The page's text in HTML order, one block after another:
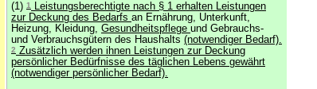
(1) 1
Leistungsberechtigte nach § 1 erhalten Leistungen
zur Deckung des Bedarfs an Ernährung, Unterkunft,
Heizung, Kleidung, Gesundheitspflege und Gebrauchs-
und Verbrauchsgütern des Haushalts (notwendiger Bedarf).
2 Zusätzlich werden ihnen Leistungen zur Deckung
persönlicher Bedürfnisse des täglichen Lebens gewährt
(notwendiger persönlicher Bedarf).